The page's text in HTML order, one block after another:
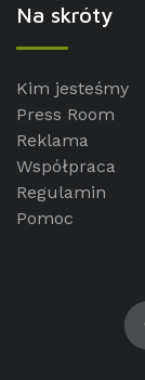
Na skróty
Kim jesteśmy
Press Room
Reklama
Współpraca
Regulamin
Pomoc